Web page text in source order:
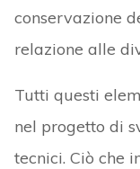
conservazione
relazione alle
Tutti questi
nel progetto di
tecnici. Ciò che